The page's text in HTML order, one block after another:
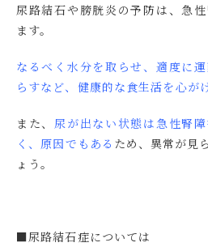
尿路結石や膀胱炎の予防は、急
ます。
なるべく水分を取らせ、適度に
らすなど、健康的な食生活を心が
また、 尿が出ない状態は急性腎
く、原因でもある ため、異常が見
ょう。
■尿路結石症については